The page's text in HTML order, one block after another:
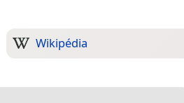
Wikipédia